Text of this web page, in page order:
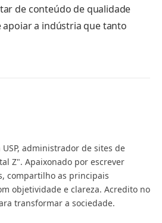
de conteúdo de qualidade
apoiar a indústria que tanto
administrador de sites de
Z". Apaixonado por escrever
compartilho as principais
objetividade e clareza. Acredito no
transformar a sociedade.